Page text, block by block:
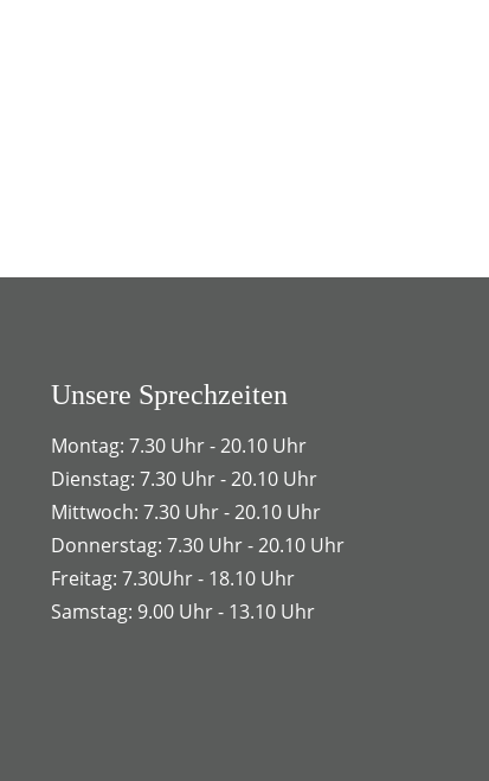
Unsere Sprechzeiten
Montag: 7.30 Uhr - 20.10 Uhr
Dienstag: 7.30 Uhr - 20.10 Uhr
Mittwoch: 7.30 Uhr - 20.10 Uhr
Donnerstag: 7.30 Uhr - 20.10 Uhr
Freitag: 7.30Uhr - 18.10 Uhr
Samstag: 9.00 Uhr - 13.10 Uhr